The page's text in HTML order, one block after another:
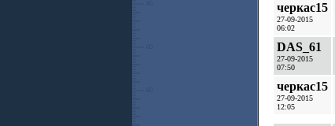
черкас15
27-09-2015
06:02
DAS_61
27-09-2015
07:50
черкас15
27-09-2015
12:05